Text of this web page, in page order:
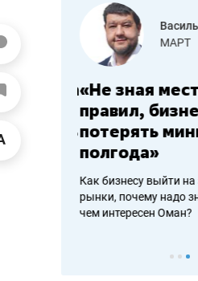
работа
МАРТ
«Не зная
правил,
потерять
полгода»
Как бизнесу выйти
рынки, почему надо
чем интересен Оман?